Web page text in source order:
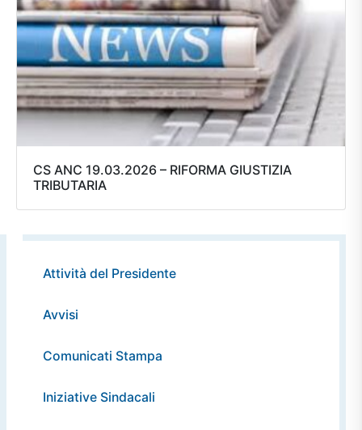
CS ANC 19.03.2026 – RIFORMA GIUSTIZIA
TRIBUTARIA
Attività del Presidente
Avvisi
Comunicati Stampa
Iniziative Sindacali